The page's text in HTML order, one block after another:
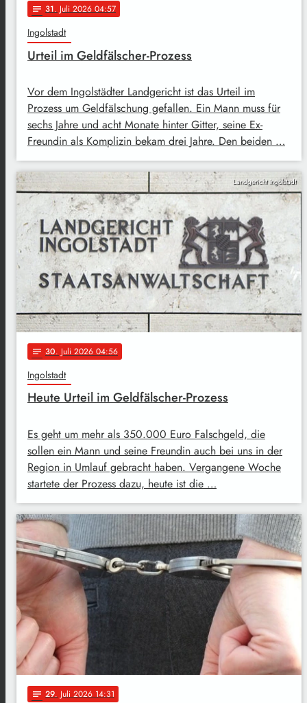
notes 31. Juli 2026 04:57
Ingolstadt
Urteil im Geldfälscher-Prozess
Vor dem Ingolstädter Landgericht ist das Urteil im
Prozess um Geldfälschung gefallen. Ein Mann muss für
sechs Jahre und acht Monate hinter Gitter, seine Ex-
Freundin als Komplizin bekam drei Jahre. Den beiden …
Landgericht Ingolstadt
notes 30. Juli 2026 04:56
Ingolstadt
Heute Urteil im Geldfälscher-Prozess
Es geht um mehr als 350.000 Euro Falschgeld, die
sollen ein Mann und seine Freundin auch bei uns in der
Region in Umlauf gebracht haben. Vergangene Woche
startete der Prozess dazu, heute ist die …
notes 29. Juli 2026 14:31